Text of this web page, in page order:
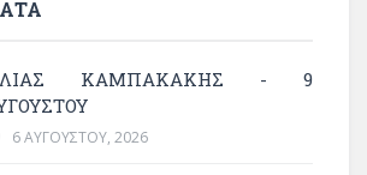
ΚΑΜΠΑΚΑΚΗΣ - 9
6 ΑΥΓΟΎΣΤΟΥ, 2026